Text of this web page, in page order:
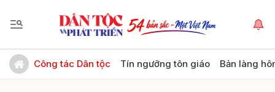
Công tác Dân tộc Tín ngưỡng tôn giáo Bản làng
Gửi bình luận